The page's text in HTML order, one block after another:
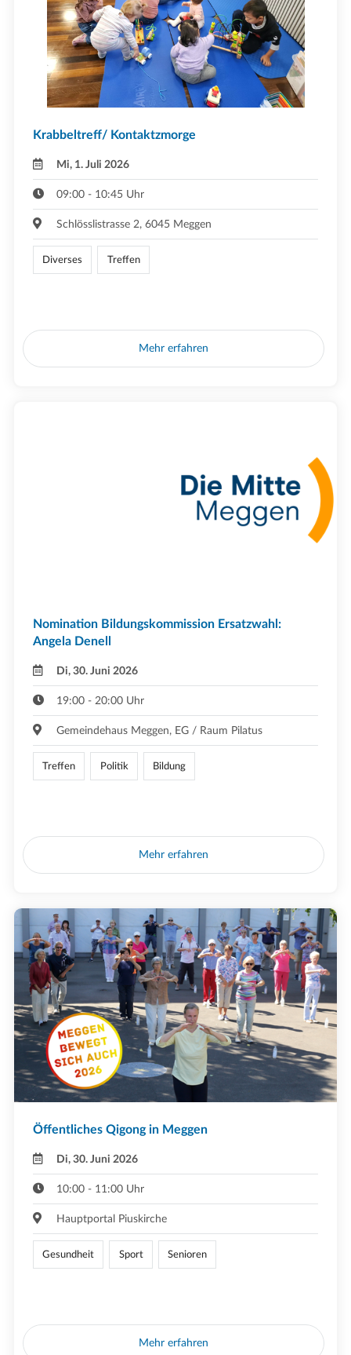
Krabbeltreff/ Kontaktzmorge
Mi, 1. Juli 2026
09:00 - 10:45 Uhr
Schlösslistrasse 2, 6045 Meggen
Diverses Treffen
Mehr erfahren
Nomination Bildungskommission Ersatzwahl:
Angela Denell
Di, 30. Juni 2026
19:00 - 20:00 Uhr
Gemeindehaus Meggen, EG / Raum Pilatus
Treffen Politik Bildung
Mehr erfahren
Öffentliches Qigong in Meggen
Di, 30. Juni 2026
10:00 - 11:00 Uhr
Hauptportal Piuskirche
Gesundheit Sport Senioren
Mehr erfahren